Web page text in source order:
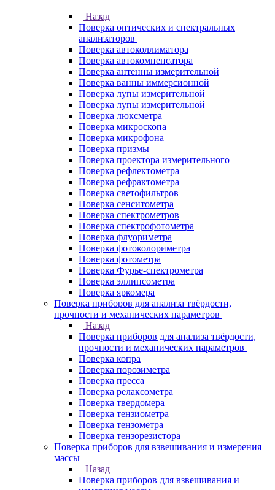
Назад
Поверка оптических и спектральных
анализаторов
Поверка автоколлиматора
Поверка автокомпенсатора
Поверка антенны измерительной
Поверка ванны иммерсионной
Поверка лупы измерительной
Поверка лупы измерительной
Поверка люксметра
Поверка микроскопа
Поверка микрофона
Поверка призмы
Поверка проектора измерительного
Поверка рефлектометра
Поверка рефрактометра
Поверка светофильтров
Поверка сенситометра
Поверка спектрометров
Поверка спектрофотометра
Поверка флуориметра
Поверка фотоколориметра
Поверка фотометра
Поверка Фурье-спектрометра
Поверка эллипсометра
Поверка яркомера
Поверка приборов для анализа твёрдости,
прочности и механических параметров
Назад
Поверка приборов для анализа твёрдости,
прочности и механических параметров
Поверка копра
Поверка порозиметра
Поверка пресса
Поверка релаксометра
Поверка твердомера
Поверка тензиометра
Поверка тензометра
Поверка тензорезистора
Поверка приборов для взвешивания и измерения
массы
Назад
Поверка приборов для взвешивания и